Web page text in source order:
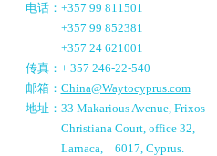
电话：+357 99 811501
+357 99 852381
+357 24 621001
传真：+ 357 246-22-540
邮箱： China@Waytocyprus.com
地址：33 Makarious Avenue, Frixos-
Christiana Court, office 32,
Larnaca, 6017, Cyprus.